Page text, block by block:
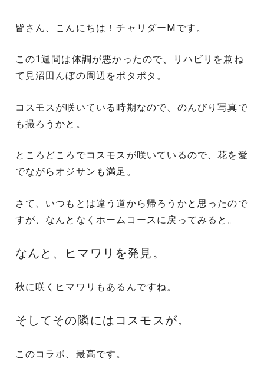
皆さん、こんにちは！チャリダーMです。
この1週間は体調が悪かったので、リハビリを兼ね
て見沼田んぼの周辺をポタポタ。
コスモスが咲いている時期なので、のんびり写真で
も撮ろうかと。
ところどころでコスモスが咲いているので、花を愛
でながらオジサンも満足。
さて、いつもとは違う道から帰ろうかと思ったので
すが、なんとなくホームコースに戻ってみると。
なんと、ヒマワリを発見。
秋に咲くヒマワリもあるんですね。
そしてその隣にはコスモスが。
このコラボ、最高です。